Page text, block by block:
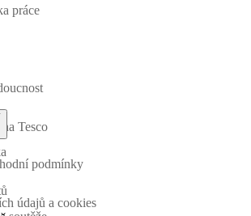
práce
Tesco
podmínky
údajů a cookies